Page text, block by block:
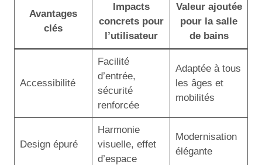
Avantages
clés
Impacts
concrets pour
l’utilisateur
Valeur ajoutée
pour la salle
de bains
Accessibilité
Facilité
d’entrée,
sécurité
renforcée
Adaptée à tous
les âges et
mobilités
Design épuré
Harmonie
visuelle, effet
d’espace
Modernisation
élégante